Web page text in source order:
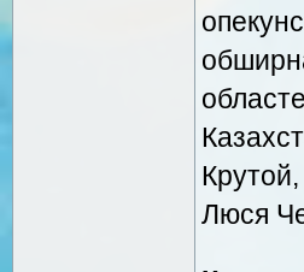
Люся